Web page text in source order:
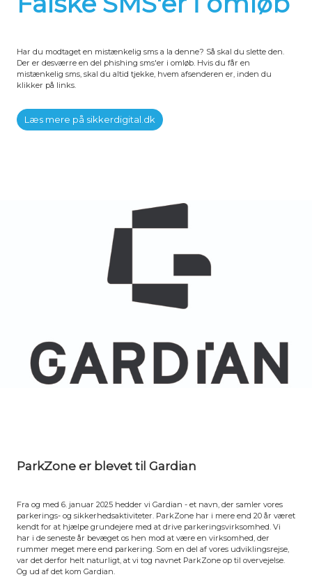
Har du modtaget en mistænkelig sms a la denne? Så skal du slette den.
Der er desværre en del phishing sms'er i omløb. Hvis du får en
mistænkelig sms, skal du altid tjekke, hvem afsenderen er, inden du
klikker på links.
Læs mere på sikkerdigital.dk
ParkZone er blevet til Gardian
Fra og med 6. januar 2025 hedder vi Gardian - et navn, der samler vores
parkerings- og sikkerhedsaktiviteter. ParkZone har i mere end 20 år været
kendt for at hjælpe grundejere med at drive parkeringsvirksomhed. Vi
har i de seneste år bevæget os hen mod at være en virksomhed, der
rummer meget mere end parkering. Som en del af vores udviklingsrejse,
var det derfor helt naturligt, at vi tog navnet ParkZone op til overvejelse.
Og ud af det kom Gardian.